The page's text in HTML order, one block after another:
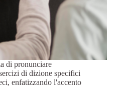
di pronunciare
di dizione specifici
enfatizzando l'accento